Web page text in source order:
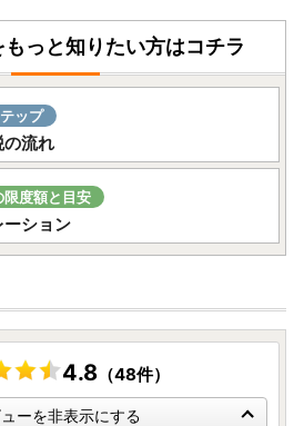
っと知りたい方はコチラ
ップ
の流れ
度額と目安
ション
4.8 （48件）
ーを非表示にする